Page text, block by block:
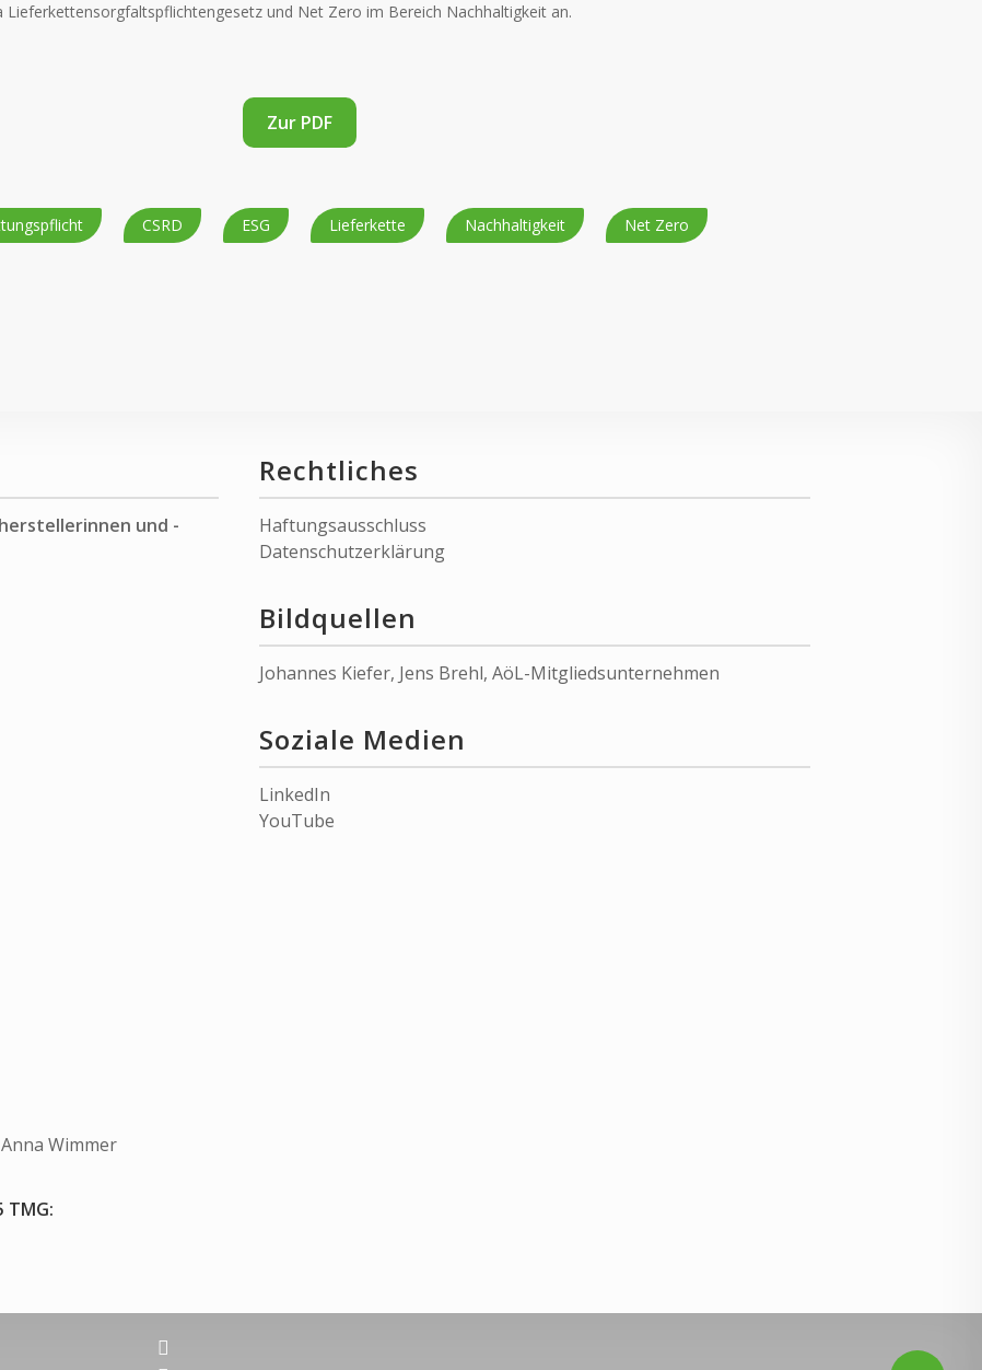
und Net Zero im Bereich Nachhaltigkeit an.
Zur PDF
CSRD ESG Lieferkette Nachhaltigkeit Net Zero
und -
Wimmer
Rechtliches
Haftungsausschluss
Datenschutzerklärung
Bildquellen
Johannes Kiefer, Jens Brehl, AöL-Mitgliedsunternehmen
Soziale Medien
LinkedIn
YouTube
linkedin